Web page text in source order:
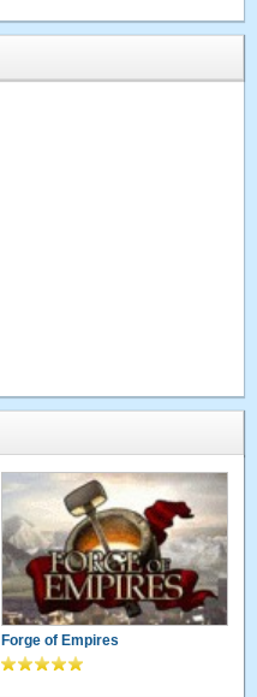
Forge of Empires